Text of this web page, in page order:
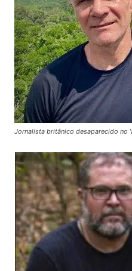
Jornalista britânico desaparecido no